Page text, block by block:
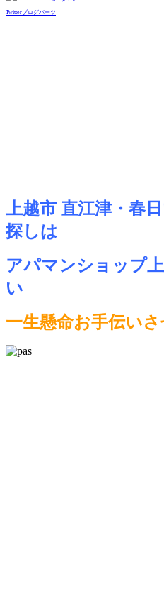
Twitterブログパーツ
上越市 直江津・春
探しは
アパマンショップ
い
一生懸命お手伝い